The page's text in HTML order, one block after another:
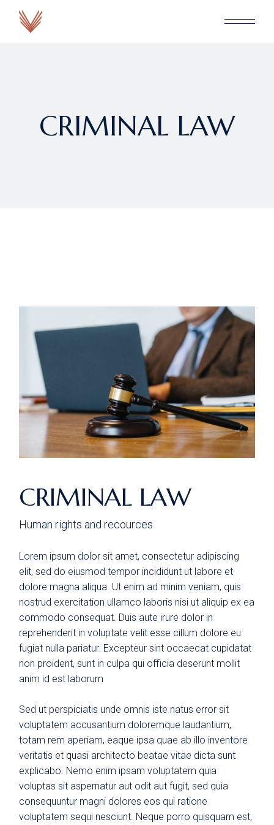
CRIMINAL LAW
CRIMINAL LAW
Human rights and recources
Lorem ipsum dolor sit amet, consectetur adipiscing
elit, sed do eiusmod tempor incididunt ut labore et
dolore magna aliqua. Ut enim ad minim veniam, quis
nostrud exercitation ullamco laboris nisi ut aliquip ex ea
commodo consequat. Duis aute irure dolor in
reprehenderit in voluptate velit esse cillum dolore eu
fugiat nulla pariatur. Excepteur sint occaecat cupidatat
non proident, sunt in culpa qui officia deserunt mollit
anim id est laborum
Sed ut perspiciatis unde omnis iste natus error sit
voluptatem accusantium doloremque laudantium,
totam rem aperiam, eaque ipsa quae ab illo inventore
veritatis et quasi architecto beatae vitae dicta sunt
explicabo. Nemo enim ipsam voluptatem quia
voluptas sit aspernatur aut odit aut fugit, sed quia
consequuntur magni dolores eos qui ratione
voluptatem sequi nesciunt. Neque porro quisquam est,